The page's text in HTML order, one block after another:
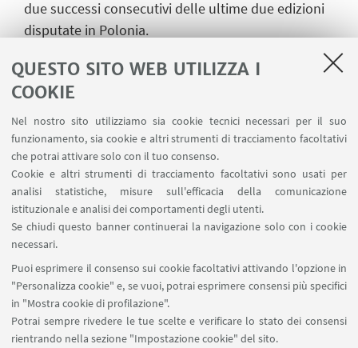
QUESTO SITO WEB UTILIZZA I
COOKIE
Nel nostro sito utilizziamo sia cookie tecnici necessari per il suo
funzionamento, sia cookie e altri strumenti di tracciamento facoltativi
che potrai attivare solo con il tuo consenso.
Cookie e altri strumenti di tracciamento facoltativi sono usati per
analisi statistiche, misure sull'efficacia della comunicazione
istituzionale e analisi dei comportamenti degli utenti.
Se chiudi questo banner continuerai la navigazione solo con i cookie
necessari.
Puoi esprimere il consenso sui cookie facoltativi attivando l'opzione in
"Personalizza cookie" e, se vuoi, potrai esprimere consensi più specifici
in "Mostra cookie di profilazione".
Potrai sempre rivedere le tue scelte e verificare lo stato dei consensi
rientrando nella sezione "Impostazione cookie" del sito.
due successi consecutivi delle ultime due edizioni
disputate in Polonia.
Il tabellino: Chiara Mason 13, Giulia Visintini 12,
Alessia Mazzon 9, Sara Fontemaggi 9, Giulia Galletti
9, Beatrice Bacchilega 8, Blerona Tasholli, Dalila
Modestino, Elena Missiroli, Sofia Migliorini, Stefano
Bernabe, Irene Carnevali, Amelia Bici, Sophie
Andrea Blasi.
Allenatore: Leonardo Palladino. Staff tecnico: Ilaria
Gaiani, Serena Vece, Alessandro Vitti, Luigi Greco.
ufficio stampa
cus bologna asd